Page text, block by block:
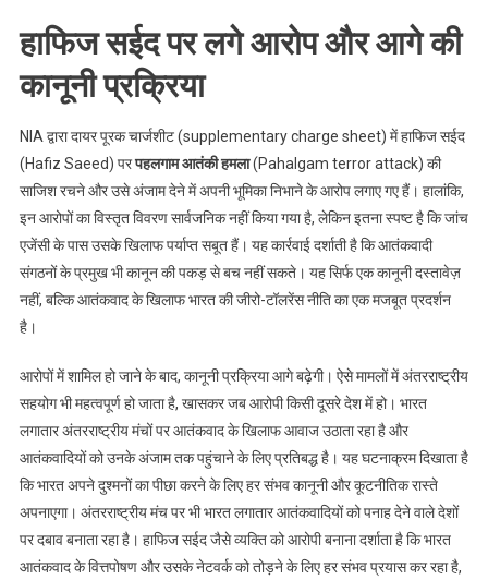
हाफिज सईद पर लगे आरोप और आगे की
कानूनी प्रक्रिया
NIA द्वारा दायर पूरक चार्जशीट (supplementary charge sheet) में हाफिज सईद
(Hafiz Saeed) परपहलगाम आतंकी हमला(Pahalgam terror attack) की
साजिश रचने और उसे अंजाम देने में अपनी भूमिका निभाने के आरोप लगाए गए हैं। हालांकि,
इन आरोपों का विस्तृत विवरण सार्वजनिक नहीं किया गया है, लेकिन इतना स्पष्ट है कि जांच
एजेंसी के पास उसके खिलाफ पर्याप्त सबूत हैं। यह कार्रवाई दर्शाती है कि आतंकवादी
संगठनों के प्रमुख भी कानून की पकड़ से बच नहीं सकते। यह सिर्फ एक कानूनी दस्तावेज़
नहीं, बल्कि आतंकवाद के खिलाफ भारत की जीरो-टॉलरेंस नीति का एक मजबूत प्रदर्शन
है।
आरोपों में शामिल हो जाने के बाद, कानूनी प्रक्रिया आगे बढ़ेगी। ऐसे मामलों में अंतरराष्ट्रीय
सहयोग भी महत्वपूर्ण हो जाता है, खासकर जब आरोपी किसी दूसरे देश में हो। भारत
लगातार अंतरराष्ट्रीय मंचों पर आतंकवाद के खिलाफ आवाज उठाता रहा है और
आतंकवादियों को उनके अंजाम तक पहुंचाने के लिए प्रतिबद्ध है। यह घटनाक्रम दिखाता है
कि भारत अपने दुश्मनों का पीछा करने के लिए हर संभव कानूनी और कूटनीतिक रास्ते
अपनाएगा। अंतरराष्ट्रीय मंच पर भी भारत लगातार आतंकवादियों को पनाह देने वाले देशों
पर दबाव बनाता रहा है। हाफिज सईद जैसे व्यक्ति को आरोपी बनाना दर्शाता है कि भारत
आतंकवाद के वित्तपोषण और उसके नेटवर्क को तोड़ने के लिए हर संभव प्रयास कर रहा है,